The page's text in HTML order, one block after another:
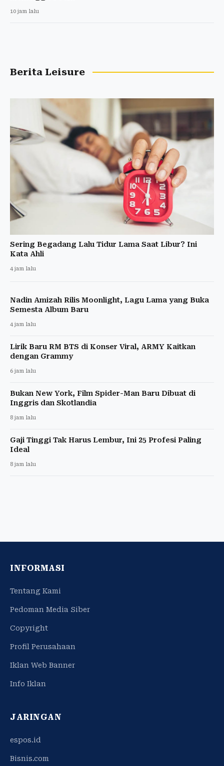
10 jam lalu
Berita Leisure
Sering Begadang Lalu Tidur Lama Saat Libur? Ini
Kata Ahli
4 jam lalu
Nadin Amizah Rilis Moonlight, Lagu Lama yang Buka
Semesta Album Baru
4 jam lalu
Lirik Baru RM BTS di Konser Viral, ARMY Kaitkan
dengan Grammy
6 jam lalu
Bukan New York, Film Spider-Man Baru Dibuat di
Inggris dan Skotlandia
8 jam lalu
Gaji Tinggi Tak Harus Lembur, Ini 25 Profesi Paling
Ideal
8 jam lalu
INFORMASI
Tentang Kami
Pedoman Media Siber
Copyright
Profil Perusahaan
Iklan Web Banner
Info Iklan
JARINGAN
espos.id
Bisnis.com